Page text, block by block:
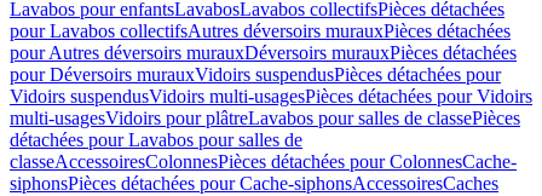
Lavabos pour enfantsLavabosLavabos collectifsPièces détachées
pour Lavabos collectifsAutres déversoirs murauxPièces détachées
pour Autres déversoirs murauxDéversoirs murauxPièces détachées
pour Déversoirs murauxVidoirs suspendusPièces détachées pour
Vidoirs suspendusVidoirs multi-usagesPièces détachées pour Vidoirs
multi-usagesVidoirs pour plâtreLavabos pour salles de classePièces
détachées pour Lavabos pour salles de
classeAccessoiresColonnesPièces détachées pour ColonnesCache-
siphonsPièces détachées pour Cache-siphonsAccessoiresCaches